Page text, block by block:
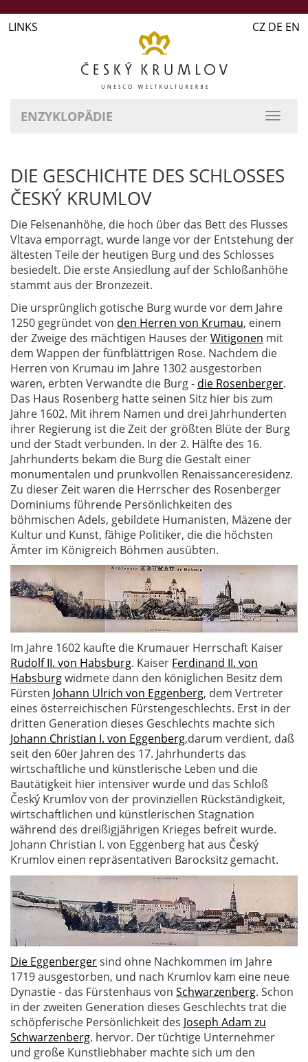
LINKS CZ DE EN
ENZYKLOPÄDIE
DIE GESCHICHTE DES SCHLOSSES
ČESKÝ KRUMLOV
Die Felsenanhöhe, die hoch über das Bett des Flusses
Vltava emporragt, wurde lange vor der Entstehung der
ältesten Teile der heutigen Burg und des Schlosses
besiedelt. Die erste Ansiedlung auf der Schloßanhöhe
stammt aus der Bronzezeit.
Die ursprünglich gotische Burg wurde vor dem Jahre
1250 gegründet von den Herren von Krumau, einem
der Zweige des mächtigen Hauses derWitigonen mit
dem Wappen der fünfblättrigen Rose. Nachdem die
Herren von Krumau im Jahre 1302 ausgestorben
waren, erbten Verwandte die Burg - die Rosenberger.
Das Haus Rosenberg hatte seinen Sitz hier bis zum
Jahre 1602. Mit ihrem Namen und drei Jahrhunderten
ihrer Regierung ist die Zeit der größten Blüte der Burg
und der Stadt verbunden. In der 2. Hälfte des 16.
Jahrhunderts bekam die Burg die Gestalt einer
monumentalen und prunkvollen Renaissanceresidenz.
Zu dieser Zeit waren die Herrscher des Rosenberger
Dominiums führende Persönlichkeiten des
böhmischen Adels, gebildete Humanisten, Mäzene der
Kultur und Kunst, fähige Politiker, die die höchsten
Ämter im Königreich Böhmen ausübten.
Im Jahre 1602 kaufte die Krumauer Herrschaft Kaiser
Rudolf II. von Habsburg. Kaiser Ferdinand II. von
Habsburgwidmete dann den königlichen Besitz dem
Fürsten Johann Ulrich von Eggenberg, dem Vertreter
eines österreichischen Fürstengeschlechts. Erst in der
dritten Generation dieses Geschlechts machte sich
Johann Christian I. von Eggenberg,darum verdient, daß
seit den 60er Jahren des 17. Jahrhunderts das
wirtschaftliche und künstlerische Leben und die
Bautätigkeit hier intensiver wurde und das Schloß
Český Krumlov von der provinziellen Rückständigkeit,
wirtschaftlichen und künstlerischen Stagnation
während des dreißigjährigen Krieges befreit wurde.
Johann Christian I. von Eggenberg hat aus Český
Krumlov einen repräsentativen Barocksitz gemacht.
Die Eggenbergersind ohne Nachkommen im Jahre
1719 ausgestorben, und nach Krumlov kam eine neue
Dynastie - das Fürstenhaus von Schwarzenberg. Schon
in der zweiten Generation dieses Geschlechts trat die
schöpferische Persönlichkeit des Joseph Adam zu
Schwarzenberg. hervor. Der tüchtige Unternehmer
und große Kunstliebhaber machte sich um den